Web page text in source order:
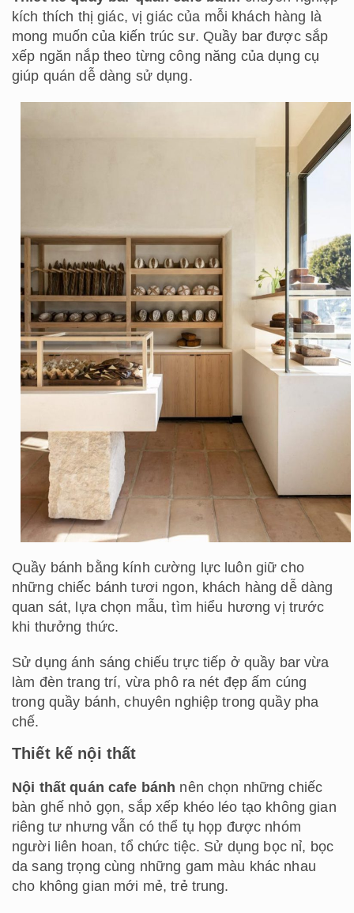
kích thích thị giác, vị giác của mỗi khách hàng là
mong muốn của kiến trúc sư. Quầy bar được sắp
xếp ngăn nắp theo từng công năng của dụng cụ
giúp quán dễ dàng sử dụng.
Quầy bánh bằng kính cường lực luôn giữ cho
những chiếc bánh tươi ngon, khách hàng dễ dàng
quan sát, lựa chọn mẫu, tìm hiểu hương vị trước
khi thưởng thức.
Sử dụng ánh sáng chiếu trực tiếp ở quầy bar vừa
làm đèn trang trí, vừa phô ra nét đẹp ấm cúng
trong quầy bánh, chuyên nghiệp trong quầy pha
chế.
Thiết kế nội thất
Nội thất quán cafe bánh nên chọn những chiếc
bàn ghế nhỏ gọn, sắp xếp khéo léo tạo không gian
riêng tư nhưng vẫn có thể tụ họp được nhóm
người liên hoan, tổ chức tiệc. Sử dụng bọc nỉ, bọc
da sang trọng cùng những gam màu khác nhau
cho không gian mới mẻ, trẻ trung.